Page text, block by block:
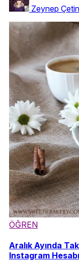
Zeynep Çetin
ÖĞREN
Aralık Ayında
Instagram Hesabı